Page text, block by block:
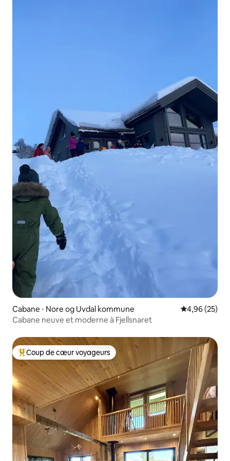
Cabane ⋅ Nore og Uvdal kommune Évaluation
4,96 (25)
Cabane neuve et moderne à Fjellsnaret
Coups de cœur voyageurs les plus appréciés
Coup de cœur voyageurs